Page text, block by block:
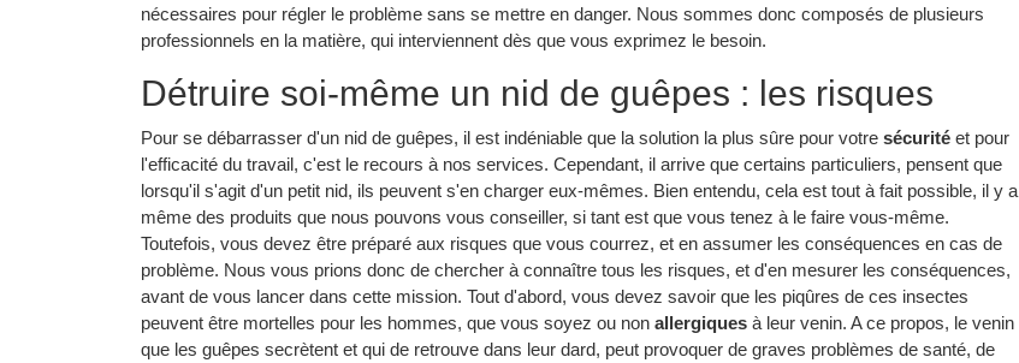
nécessaires pour régler le problème sans se mettre en danger. Nous sommes donc composés de plusieurs
professionnels en la matière, qui interviennent dès que vous exprimez le besoin.
Détruire soi-même un nid de guêpes : les risques
Pour se débarrasser d'un nid de guêpes, il est indéniable que la solution la plus sûre pour votre sécurité et pour
l'efficacité du travail, c'est le recours à nos services. Cependant, il arrive que certains particuliers, pensent que
lorsqu'il s'agit d'un petit nid, ils peuvent s'en charger eux-mêmes. Bien entendu, cela est tout à fait possible, il y a
même des produits que nous pouvons vous conseiller, si tant est que vous tenez à le faire vous-même.
Toutefois, vous devez être préparé aux risques que vous courrez, et en assumer les conséquences en cas de
problème. Nous vous prions donc de chercher à connaître tous les risques, et d'en mesurer les conséquences,
avant de vous lancer dans cette mission. Tout d'abord, vous devez savoir que les piqûres de ces insectes
peuvent être mortelles pour les hommes, que vous soyez ou non allergiques à leur venin. A ce propos, le venin
que les guêpes secrètent et qui de retrouve dans leur dard, peut provoquer de graves problèmes de santé, de